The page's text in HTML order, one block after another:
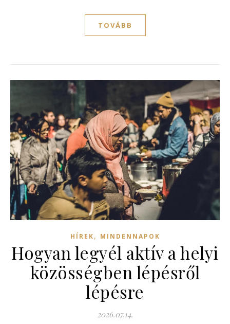
TOVÁBB
HÍREK, MINDENNAPOK
Hogyan legyél aktív a helyi
közösségben lépésről
lépésre
2026.07.14.